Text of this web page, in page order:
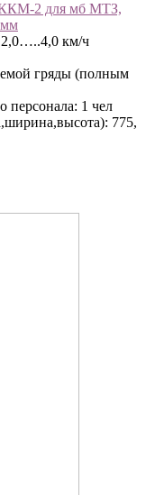
ККМ-2 для мб МТЗ,
2,0…..4,0 км/ч
гряды (полным
персонала: 1 чел
775,